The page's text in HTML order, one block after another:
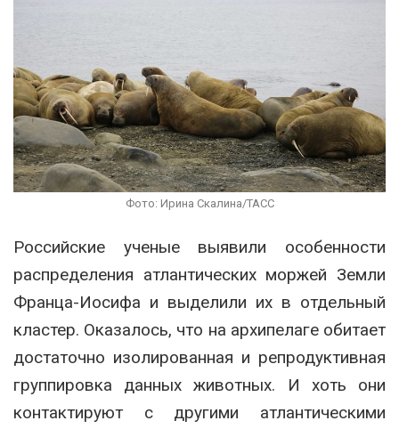
Фото: Ирина Скалина/ТАСС
Российские ученые выявили особенности
распределения атлантических моржей Земли
Франца-Иосифа и выделили их в отдельный
кластер. Оказалось, что на архипелаге обитает
достаточно изолированная и репродуктивная
группировка данных животных. И хоть они
контактируют с другими атлантическими